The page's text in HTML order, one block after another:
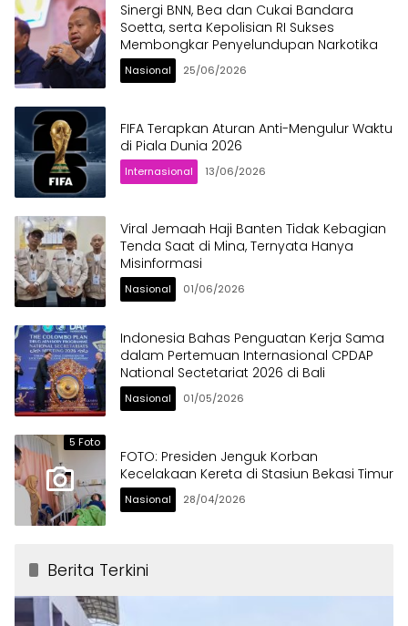
Sinergi BNN, Bea dan Cukai Bandara
Soetta, serta Kepolisian RI Sukses
Membongkar Penyelundupan Narkotika
Nasional 25/06/2026
FIFA Terapkan Aturan Anti-Mengulur Waktu
di Piala Dunia 2026
Internasional 13/06/2026
Viral Jemaah Haji Banten Tidak Kebagian
Tenda Saat di Mina, Ternyata Hanya
Misinformasi
Nasional 01/06/2026
Indonesia Bahas Penguatan Kerja Sama
dalam Pertemuan Internasional CPDAP
National Sectetariat 2026 di Bali
Nasional 01/05/2026
5 Foto
FOTO: Presiden Jenguk Korban
Kecelakaan Kereta di Stasiun Bekasi Timur
Nasional 28/04/2026
Berita Terkini